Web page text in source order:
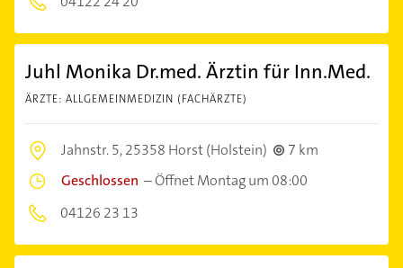
Juhl Monika Dr.med. Ärztin für Inn.Med.
ÄRZTE: ALLGEMEINMEDIZIN (FACHÄRZTE)
Jahnstr. 5,25358 Horst (Holstein)
7 km
Geschlossen –Öffnet Montag um 08:00
04126 23 13